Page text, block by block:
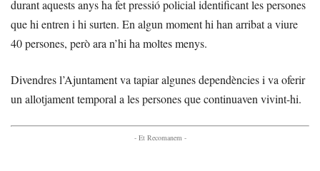
durant aquests anys ha fet pressió policial identificant les persones
que hi entren i hi surten. En algun moment hi han arribat a viure
40 persones, però ara n’hi ha moltes menys.
Divendres l’Ajuntament va tapiar algunes dependències i va oferir
un allotjament temporal a les persones que continuaven vivint-hi.
- Et Recomanem -